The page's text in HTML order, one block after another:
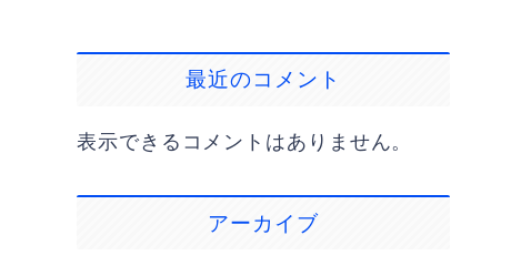
最近のコメント
表示できるコメントはありません。
アーカイブ